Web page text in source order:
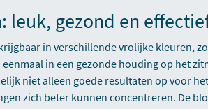
leuk, gezond en
in verschillende vrolijke kleuren,
in een gezonde houding op het
niet alleen goede resultaten op voor
zich beter kunnen concentreren. De